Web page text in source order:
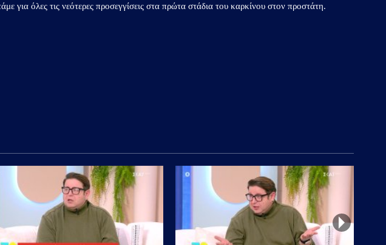
για όλες τις νεότερες προσεγγίσεις στα πρώτα στάδια του καρκίνου στον προστάτη.